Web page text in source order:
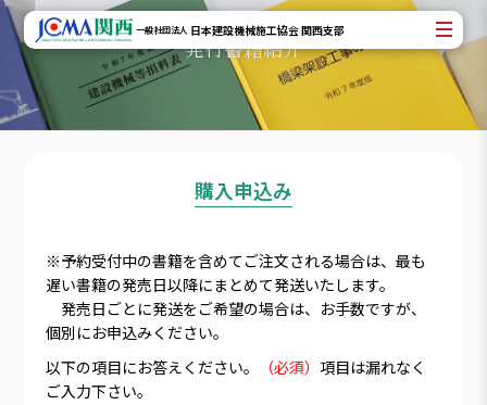
一般社団法人 日本建設機械施工協会 関西支部
発行書籍紹介
購入申込み
※予約受付中の書籍を含めてご注文される場合は、最も
遅い書籍の発売日以降にまとめて発送いたします。
発売日ごとに発送をご希望の場合は、お手数ですが、
個別にお申込みください。
以下の項目にお答えください。
（必須） 項目は漏れなく
ご入力下さい。